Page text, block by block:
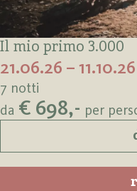
Il mio primo 3.000
21.06.26 – 11.10.26
7 notti
da € 698,- per